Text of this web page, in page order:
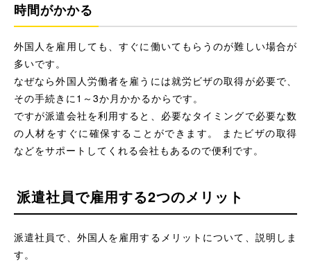
時間がかかる
外国人を雇用しても、すぐに働いてもらうのが難しい場合が
多いです。
なぜなら外国人労働者を雇うには就労ビザの取得が必要で、
その手続きに1～3か月かかるからです。
ですが派遣会社を利用すると、必要なタイミングで必要な数
の人材をすぐに確保することができます。 またビザの取得
などをサポートしてくれる会社もあるので便利です。
派遣社員で雇用する2つのメリット
派遣社員で、外国人を雇用するメリットについて、説明しま
す。